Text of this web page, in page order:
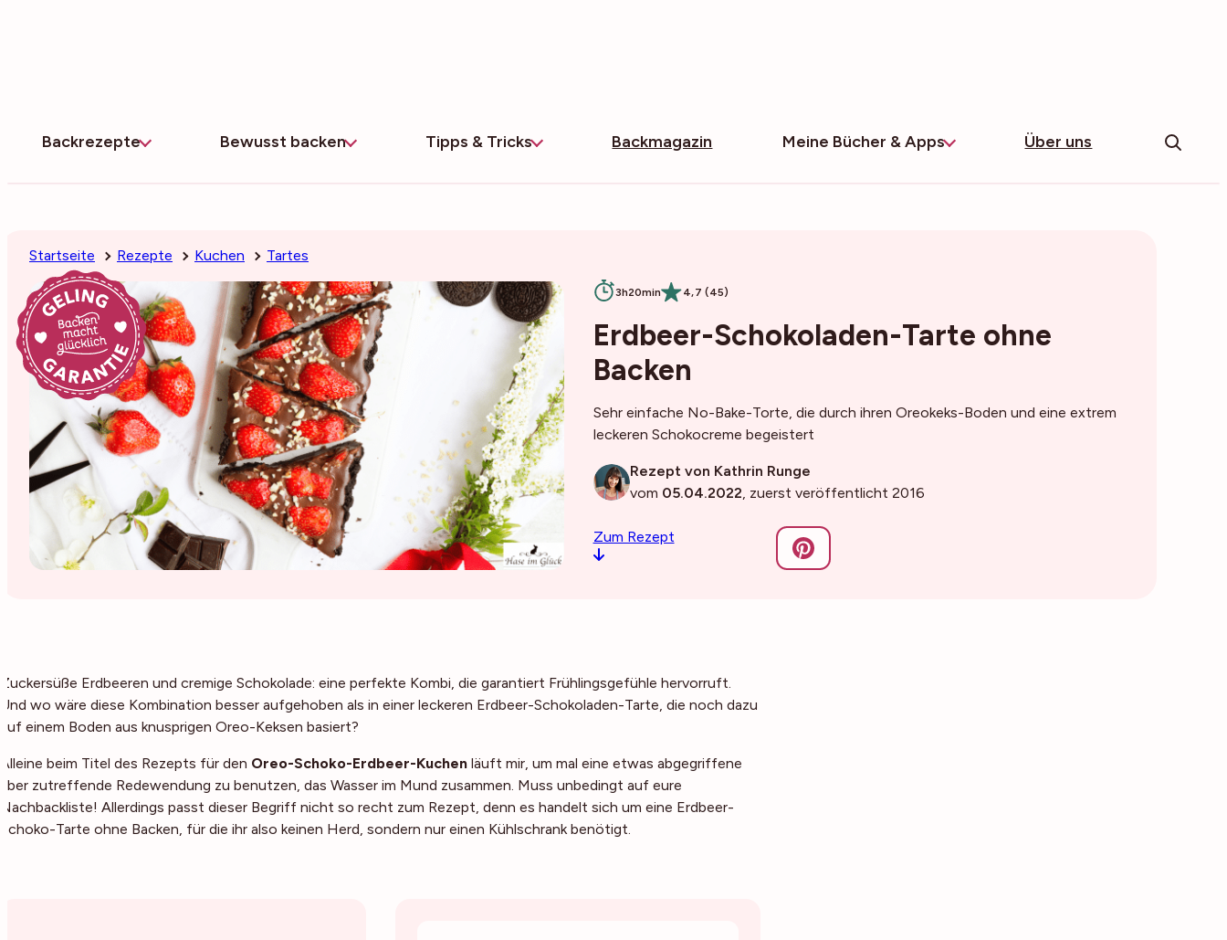
Backrezepte Bewusst backen Tipps & Tricks Backmagazin Meine Bücher & Apps Über uns
Startseite Rezepte Kuchen Tartes
3h20min 4,7 (45)
Erdbeer-Schokoladen-Tarte ohne
Backen
Sehr einfache No-Bake-Torte, die durch ihren Oreokeks-Boden und eine extrem
leckeren Schokocreme begeistert
Rezept von Kathrin Runge
vom 05.04.2022, zuerst veröffentlicht 2016
Zum Rezept
Zuckersüße Erdbeeren und cremige Schokolade: eine perfekte Kombi, die garantiert Frühlingsgefühle hervorruft.
Und wo wäre diese Kombination besser aufgehoben als in einer leckeren Erdbeer-Schokoladen-Tarte, die noch dazu
auf einem Boden aus knusprigen Oreo-Keksen basiert?
Alleine beim Titel des Rezepts für den Oreo-Schoko-Erdbeer-Kuchen läuft mir, um mal eine etwas abgegriffene
aber zutreffende Redewendung zu benutzen, das Wasser im Mund zusammen. Muss unbedingt auf eure
Nachbackliste! Allerdings passt dieser Begriff nicht so recht zum Rezept, denn es handelt sich um eine Erdbeer-
Schoko-Tarte ohne Backen, für die ihr also keinen Herd, sondern nur einen Kühlschrank benötigt.